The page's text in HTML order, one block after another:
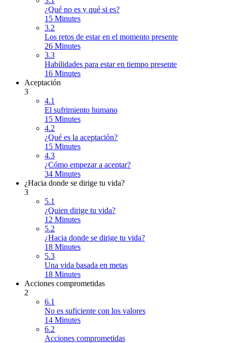
¿Qué no es y qué si es?
15 Minutes
3.2
Los retos de estar en el momento presente
26 Minutes
3.3
Habilidades para estar en tiempo presente
16 Minutes
Aceptación
3
4.1
El sufrimiento humano
15 Minutes
4.2
¿Qué es la aceptación?
15 Minutes
4.3
¿Cómo empezar a aceptar?
34 Minutes
¿Hacia donde se dirige tu vida?
3
5.1
¿Quien dirige tu vida?
12 Minutes
5.2
¿Hacia donde se dirige tu vida?
18 Minutes
5.3
Una vida basada en metas
18 Minutes
Acciones comprometidas
2
6.1
No es suficiente con los valores
14 Minutes
6.2
Acciones comprometidas